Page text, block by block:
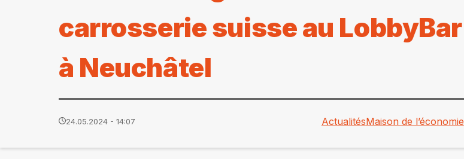
carrosserie suisse au LobbyBar
à Neuchâtel
24.05.2024 - 14:07 ActualitésMaison de l’économie